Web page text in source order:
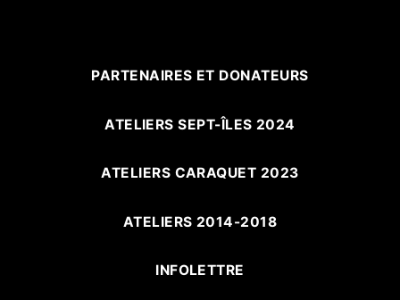
PARTENAIRES ET DONATEURS
ATELIERS SEPT-ÎLES 2024
ATELIERS CARAQUET 2023
ATELIERS 2014-2018
INFOLETTRE